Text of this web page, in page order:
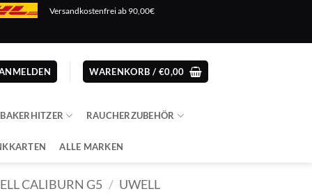
Versandkostenfrei ab 90,00€
WARENKORB / €0,00
RAUCHERZUBEHÖR
ALLE MARKEN
CALIBURN G5 / UWELL